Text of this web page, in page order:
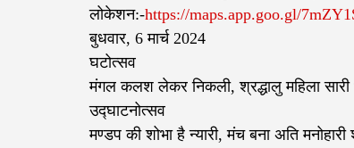
लोकेशन:-https://maps.app.goo.gl/
बुधवार, 6 मार्च 2024
घटोत्सव
मंगल कलश लेकर निकली, श्रद्धालु महिला
उद्घाटनोत्सव
मण्डप की शोभा है न्यारी, मंच बना अति